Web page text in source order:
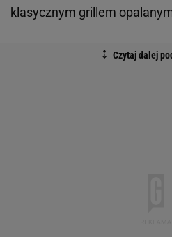
klasycznym grillem